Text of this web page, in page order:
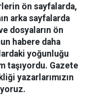
ön sayfalarda,
arka sayfalarda
dosyaların ön
habere daha
yoğunluğu
taşıyordu. Gazete
yazarlarımızın